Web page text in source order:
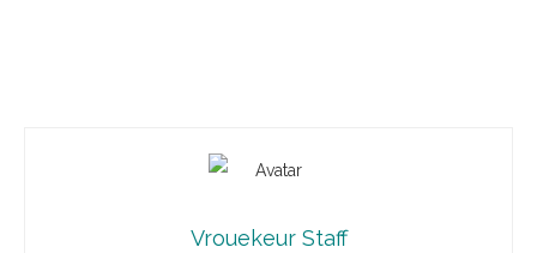
Vrouekeur Staff